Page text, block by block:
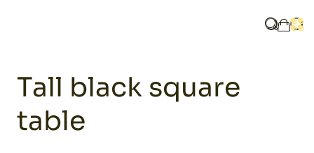
What are
My
Tall black square table
Tall black square
table